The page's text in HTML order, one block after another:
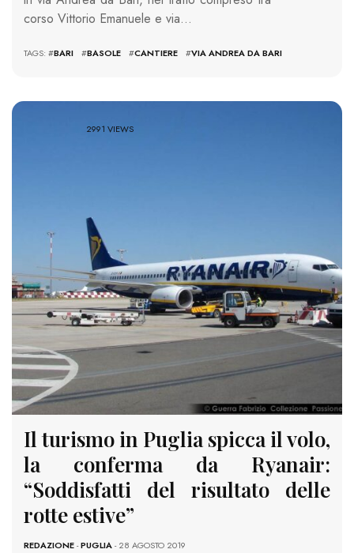
corso Vittorio Emanuele e via…
TAGS: #BARI #BASOLE #CANTIERE #VIA ANDREA DA BARI
2991 VIEWS
Il turismo in Puglia spicca il volo,
la conferma da Ryanair:
“Soddisfatti del risultato delle
rotte estive”
REDAZIONE-PUGLIA- 28 AGOSTO 2019